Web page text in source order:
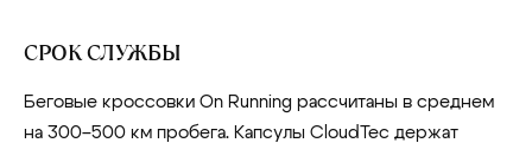
СРОК СЛУЖБЫ
Беговые кроссовки On Running рассчитаны в среднем
на 300–500 км пробега. Капсулы CloudTec держат